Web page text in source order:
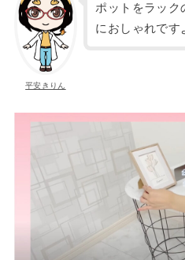
平安きりん
ポットをラック
におしゃれです